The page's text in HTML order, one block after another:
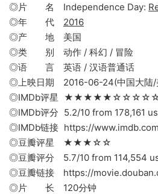
◎片 名 Independence Day:
◎年 代 2016
◎产 地 美国
◎类 别 动作 / 科幻 / 冒险
◎语 言 英语 / 汉语普通话
◎上映日期 2016-06-24(中国大陆/
◎IMDb评星
◎IMDb评分 5.2/10 from 178,161
◎IMDb链接 https://
◎豆瓣评星 ★★★☆☆
◎豆瓣评分 5.7/10 from 114,554
◎豆瓣链接 https://
◎片 长 120分钟